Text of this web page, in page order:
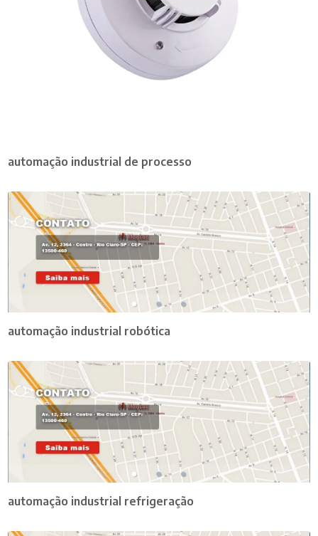
automação industrial de processo
automação industrial robótica
automação industrial refrigeração